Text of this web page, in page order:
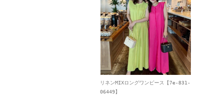
リネンMIXロングワンピース【7e-831-
06449】